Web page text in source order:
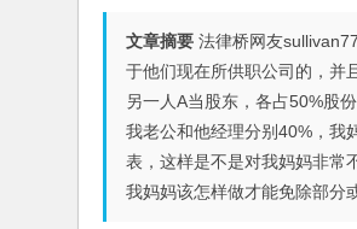
文章摘要 法律桥网友
于他们现在所供职公司的，并
另一人A当股东，各占50%股
我老公和他经理分别40%，我
表，这样是不是对我妈妈非常
我妈妈该怎样做才能免除部分